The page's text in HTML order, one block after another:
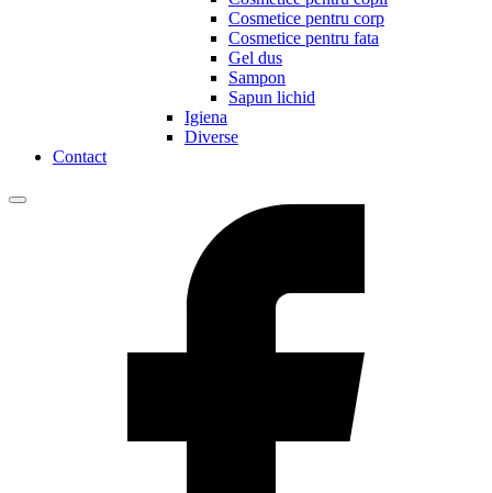
Cosmetice pentru corp
Cosmetice pentru fata
Gel dus
Sampon
Sapun lichid
Igiena
Diverse
Contact